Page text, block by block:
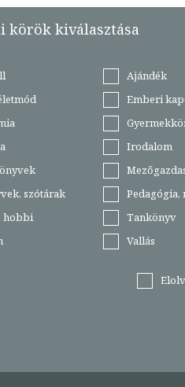
körök kiválasztása
Ajándék
Emberi
Irodalom
szótárak
Pedagógia,
hobbi
Tankönyv
Vallás